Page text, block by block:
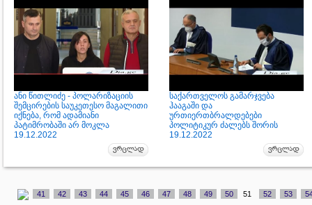
ანი წითლიძე - პოლარიზაციის
შემცირების საუკეთესო მაგალითი
იქნება, რომ ადამიანი
პატიმრობაში არ მოკლა
19.12.2022
საქართველოს გამარჯვება
ჰააგაში და
ურთიერთბრალდებები
პოლიტიკურ ძალებს შორის
19.12.2022
41 42 43 44 45 46 47 48 49 50 51 52 53